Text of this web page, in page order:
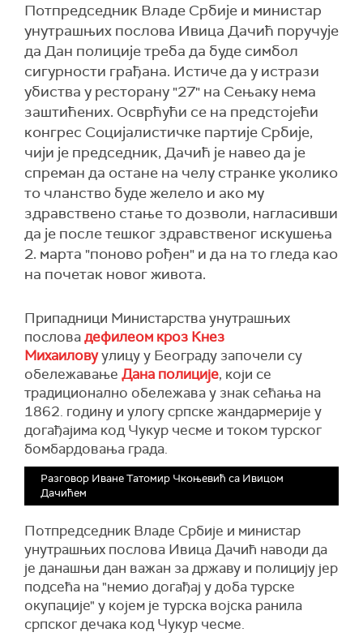
Потпредседник Владе Србије и министар
унутрашњих послова Ивица Дачић поручује
да Дан полиције треба да буде симбол
сигурности грађана. Истиче да у истрази
убиства у ресторану "27" на Сењаку нема
заштићених. Осврћући се на предстојећи
конгрес Социјалистичке партије Србије,
чији је председник, Дачић је навео да је
спреман да остане на челу странке уколико
то чланство буде желело и ако му
здравствено стање то дозволи, нагласивши
да је после тешког здравственог искушења
2. марта "поново рођен" и да на то гледа као
на почетак новог живота.
Припадници Министарства унутрашњих
пословадефилеом кроз Кнез
Михаиловуулицу у Београду започели су
обележавање Дана полиције, који се
традиционално обележава у знак сећања на
1862. годину и улогу српске жандармерије у
догађајима код Чукур чесме и током турског
бомбардовања града.
Разговор Иване Татомир Чкоњевић са Ивицом
Дачићем
Потпредседник Владе Србије и министар
унутрашњих послова Ивица Дачић наводи да
је данашњи дан важан за државу и полицију јер
подсећа на "немио догађај у доба турске
окупације" у којем је турска војска ранила
српског дечака код Чукур чесме.